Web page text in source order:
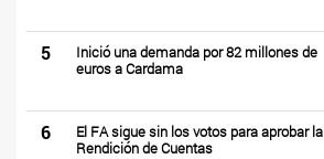
5
Inició una demanda por 82 millones de
euros a Cardama
6
El FA sigue sin los votos para aprobar la
Rendición de Cuentas